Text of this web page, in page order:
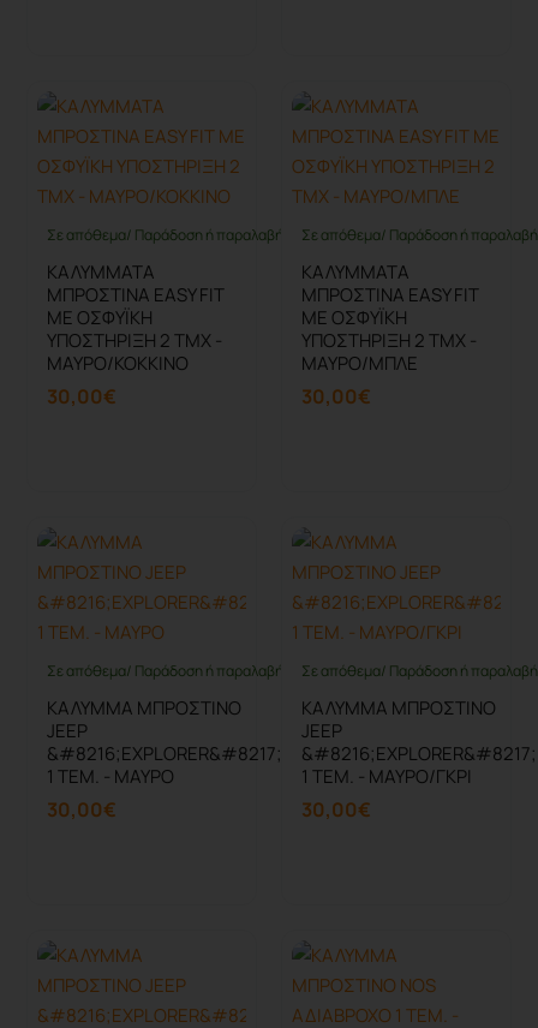
Σε απόθεμα/ Παράδοση ή παραλαβή έως 10 ημέρες
ΚΑΛΥΜMATA
ΜΠΡΟΣΤΙΝΑ EASY FIT
ΜΕ ΟΣΦΥΪΚΗ
ΥΠΟΣΤΗΡΙΞΗ 2 ΤΜΧ -
ΜΑΥΡΟ/ΚΟΚΚΙΝΟ
30,00€
Σε απόθεμα/ Παράδοση ή
ΚΑΛΥΜMATA
ΜΠΡΟΣΤΙΝΑ EASY FIT
ΜΕ ΟΣΦΥΪΚΗ
ΥΠΟΣΤΗΡΙΞΗ 2 ΤΜΧ -
ΜΑΥΡΟ/ΜΠΛΕ
30,00€
Σε απόθεμα/ Παράδοση ή παραλαβή έως 10 ημέρες
ΚΑΛΥΜΜΑ ΜΠΡΟΣΤΙΝΟ
JEEP
&#8216;EXPLORER&#8217;
1 ΤΕΜ. - ΜΑΥΡΟ
30,00€
Σε απόθεμα/ Παράδοση ή
ΚΑΛΥΜΜΑ ΜΠΡΟΣΤΙΝΟ
JEEP
&#8216;EXPLORER&#8217;
1 ΤΕΜ. - ΜΑΥΡΟ/ΓΚΡΙ
30,00€